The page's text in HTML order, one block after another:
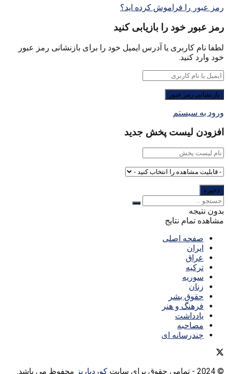
رمز عبور را فراموش کرده اید؟
رمز عبور خود را بازیابی کنید
لطفا نام کاربری یا آدرس ایمیل خود را برای بازنشانی رمز عبور
خود وارد کنید.
ورود به سیستم
افزودن لیست پخش جدید
بدون نتیجه
مشاهده تمام نتایج
صفحه اصلی
ایران
عراق
ترکیه
سوریه
زنان
حقوق بشر
فرهنگ و هنر
یادداشت
مصاحبه
چندرسانه ای
© 2024 - تمامی حقوق برای سایت کوردپاریز محفوظ می باشد.